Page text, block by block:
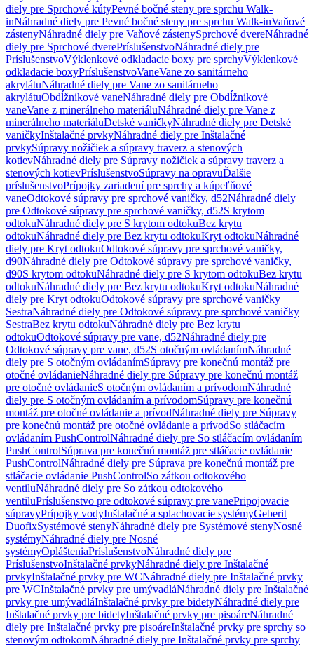
diely pre Sprchové kútyPevné bočné steny pre sprchu Walk-
inNáhradné diely pre Pevné bočné steny pre sprchu Walk-inVaňové
zástenyNáhradné diely pre Vaňové zástenySprchové dvereNáhradné
diely pre Sprchové dverePríslušenstvoNáhradné diely pre
PríslušenstvoVýklenkové odkladacie boxy pre sprchyVýklenkové
odkladacie boxyPríslušenstvoVaneVane zo sanitárneho
akrylátuNáhradné diely pre Vane zo sanitárneho
akrylátuObdĺžnikové vaneNáhradné diely pre Obdĺžnikové
vaneVane z minerálneho materiáluNáhradné diely pre Vane z
minerálneho materiáluDetské vaničkyNáhradné diely pre Detské
vaničkyInštalačné prvkyNáhradné diely pre Inštalačné
prvkySúpravy nožičiek a súpravy traverz a stenových
kotievNáhradné diely pre Súpravy nožičiek a súpravy traverz a
stenových kotievPríslušenstvoSúpravy na opravuĎalšie
príslušenstvoPrípojky zariadení pre sprchy a kúpeľňové
vaneOdtokové súpravy pre sprchové vaničky, d52Náhradné diely
pre Odtokové súpravy pre sprchové vaničky, d52S krytom
odtokuNáhradné diely pre S krytom odtokuBez krytu
odtokuNáhradné diely pre Bez krytu odtokuKryt odtokuNáhradné
diely pre Kryt odtokuOdtokové súpravy pre sprchové vaničky,
d90Náhradné diely pre Odtokové súpravy pre sprchové vaničky,
d90S krytom odtokuNáhradné diely pre S krytom odtokuBez krytu
odtokuNáhradné diely pre Bez krytu odtokuKryt odtokuNáhradné
diely pre Kryt odtokuOdtokové súpravy pre sprchové vaničky
SestraNáhradné diely pre Odtokové súpravy pre sprchové vaničky
SestraBez krytu odtokuNáhradné diely pre Bez krytu
odtokuOdtokové súpravy pre vane, d52Náhradné diely pre
Odtokové súpravy pre vane, d52S otočným ovládanímNáhradné
diely pre S otočným ovládanímSúpravy pre konečnú montáž pre
otočné ovládanieNáhradné diely pre Súpravy pre konečnú montáž
pre otočné ovládanieS otočným ovládaním a prívodomNáhradné
diely pre S otočným ovládaním a prívodomSúpravy pre konečnú
montáž pre otočné ovládanie a prívodNáhradné diely pre Súpravy
pre konečnú montáž pre otočné ovládanie a prívodSo stláčacím
ovládaním PushControlNáhradné diely pre So stláčacím ovládaním
PushControlSúprava pre konečnú montáž pre stláčacie ovládanie
PushControlNáhradné diely pre Súprava pre konečnú montáž pre
stláčacie ovládanie PushControlSo zátkou odtokového
ventiluNáhradné diely pre So zátkou odtokového
ventiluPríslušenstvo pre odtokové súpravy pre vanePripojovacie
súpravyPrípojky vodyInštalačné a splachovacie systémyGeberit
DuofixSystémové stenyNáhradné diely pre Systémové stenyNosné
systémyNáhradné diely pre Nosné
systémyOplášteniaPríslušenstvoNáhradné diely pre
PríslušenstvoInštalačné prvkyNáhradné diely pre Inštalačné
prvkyInštalačné prvky pre WCNáhradné diely pre Inštalačné prvky
pre WCInštalačné prvky pre umývadláNáhradné diely pre Inštalačné
prvky pre umývadláInštalačné prvky pre bidetyNáhradné diely pre
Inštalačné prvky pre bidetyInštalačné prvky pre pisoáreNáhradné
diely pre Inštalačné prvky pre pisoáreInštalačné prvky pre sprchy so
stenovým odtokomNáhradné diely pre Inštalačné prvky pre sprchy